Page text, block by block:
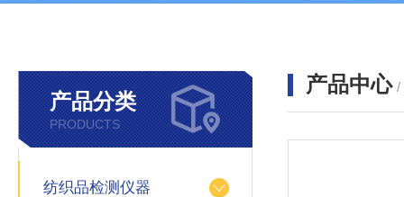
产品分类
PRODUCTS
纺织品检测仪器
产品中心 /